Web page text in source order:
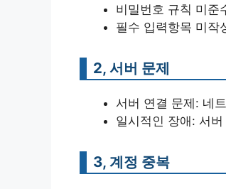
비밀번호 규칙 미준
필수 입력항목 미작
2, 서버 문제
서버 연결 문제: 네
일시적인 장애: 서
3, 계정 중복